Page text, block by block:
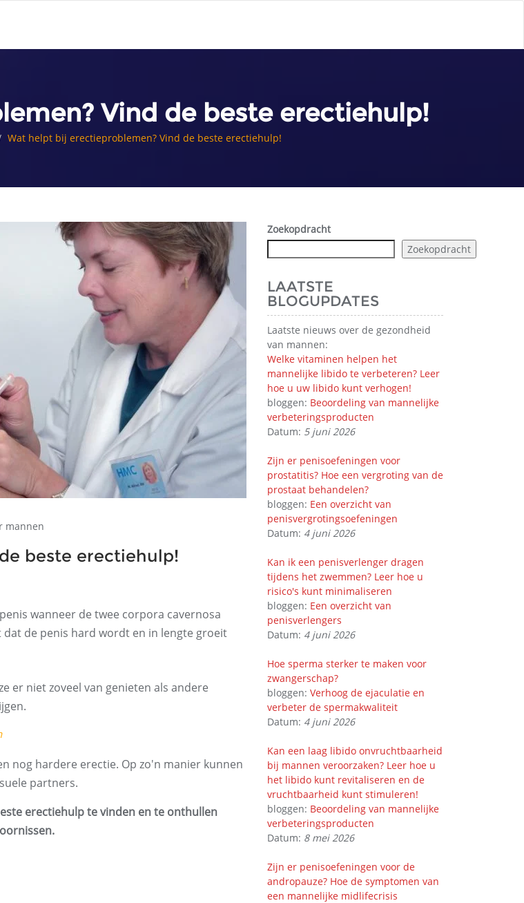
Vind de beste erectiehulp!
Wat helpt bij erectieproblemen? Vind de beste erectiehulp!
mannen
beste erectiehulp!
wanneer de twee corpora cavernosa
de penis hard wordt en in lengte groeit
er niet zoveel van genieten als andere
nog hardere erectie. Op zo'n manier kunnen
partners.
erectiehulp te vinden en te onthullen
Zoekopdracht
Zoekopdracht
LAATSTE
BLOGUPDATES
Laatste nieuws over de gezondheid
van mannen:
Welke vitaminen helpen het
mannelijke libido te verbeteren? Leer
hoe u uw libido kunt verhogen!
bloggen: Beoordeling van mannelijke
verbeteringsproducten
Datum: 5 juni 2026
Zijn er penisoefeningen voor
prostatitis? Hoe een vergroting van de
prostaat behandelen?
bloggen: Een overzicht van
penisvergrotingsoefeningen
Datum: 4 juni 2026
Kan ik een penisverlenger dragen
tijdens het zwemmen? Leer hoe u
risico's kunt minimaliseren
bloggen: Een overzicht van
penisverlengers
Datum: 4 juni 2026
Hoe sperma sterker te maken voor
zwangerschap?
bloggen: Verhoog de ejaculatie en
verbeter de spermakwaliteit
Datum: 4 juni 2026
Kan een laag libido onvruchtbaarheid
bij mannen veroorzaken? Leer hoe u
het libido kunt revitaliseren en de
vruchtbaarheid kunt stimuleren!
bloggen: Beoordeling van mannelijke
verbeteringsproducten
Datum: 8 mei 2026
Zijn er penisoefeningen voor de
andropauze? Hoe de symptomen van
een mannelijke midlifecrisis